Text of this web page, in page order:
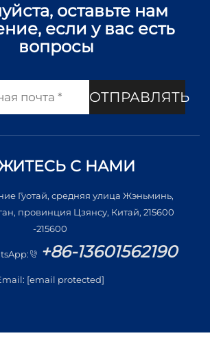
оставьте нам
если у вас есть
вопросы
ОТПРАВЛЯТЬ
С НАМИ
Гуотай, средняя улица Жэньминь,
провинция Цзянсу, Китай, 215600
-215600
+86-13601562190
[email protected]